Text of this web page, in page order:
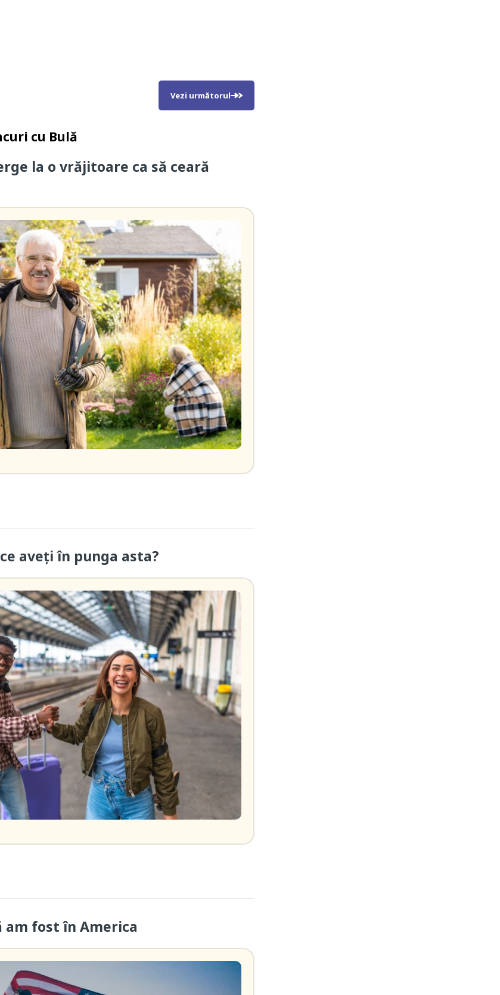
Vezi următorul
cu Bulă
la o vrăjitoare ca să ceară
aveți în punga asta?
am fost în America